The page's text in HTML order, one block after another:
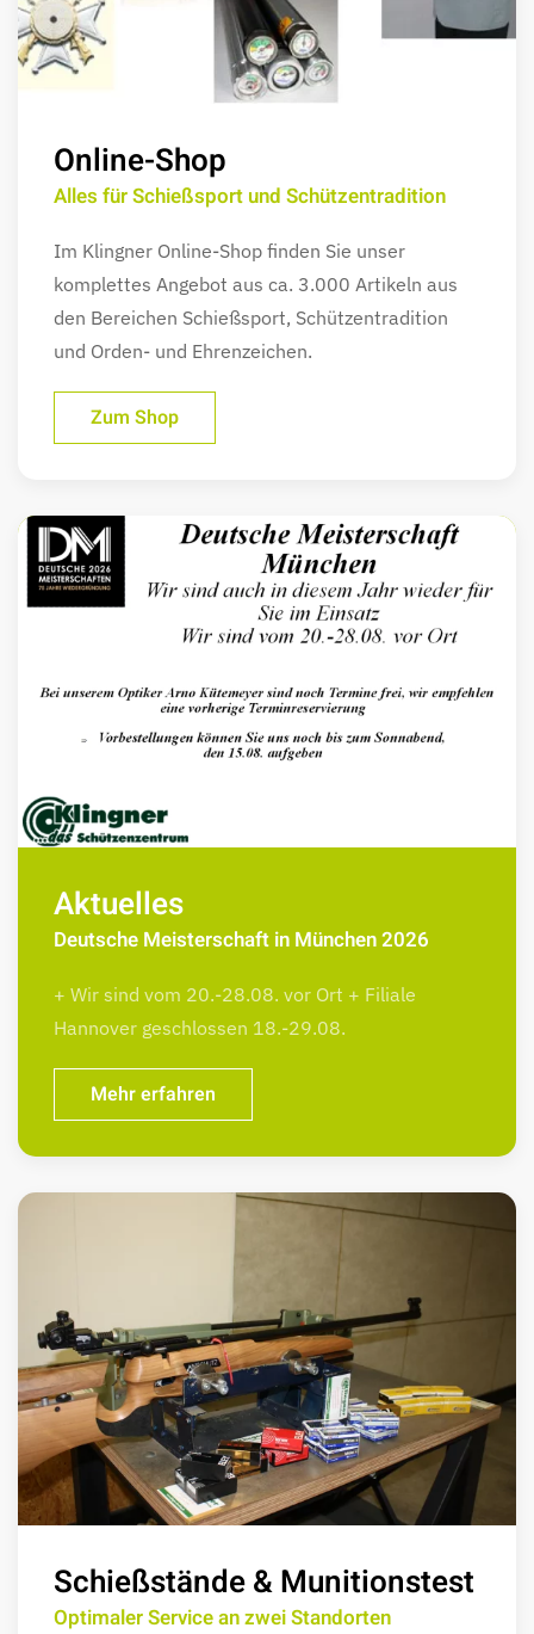
Online-Shop
Alles für Schießsport und Schützentradition
Im Klingner Online-Shop finden Sie unser
komplettes Angebot aus ca. 3.000 Artikeln aus
den Bereichen Schießsport, Schützentradition
und Orden- und Ehrenzeichen.
Zum Shop
Aktuelles
Deutsche Meisterschaft in München 2026
+ Wir sind vom 20.-28.08. vor Ort + Filiale
Hannover geschlossen 18.-29.08.
Mehr erfahren
Schießstände & Munitionstest
Optimaler Service an zwei Standorten